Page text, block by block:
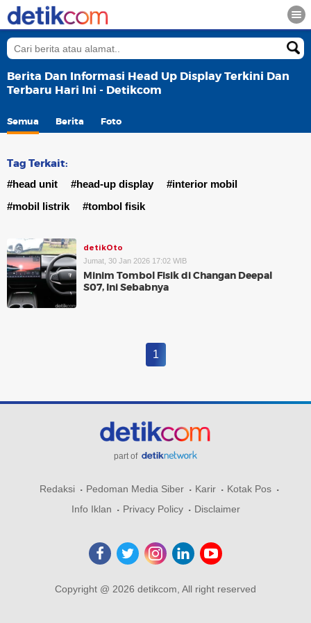
Berita Dan Informasi Head Up Display Terkini Dan
Terbaru Hari Ini - Detikcom
Semua Berita Foto
Tag Terkait:
#head unit #head-up display
#interior mobil
#mobil listrik
#tombol fisik
detikOto
Jumat, 30 Jan 2026 17:02 WIB
Minim Tombol Fisik di Changan Deepal
S07, Ini Sebabnya
1
part of
Redaksi Pedoman Media Siber Karir
Kotak Pos
Info Iklan
Privacy Policy Disclaimer
Copyright @ 2026 detikcom, All right reserved